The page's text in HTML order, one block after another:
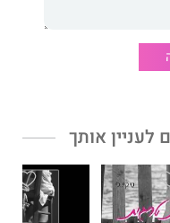
לעניין אותך